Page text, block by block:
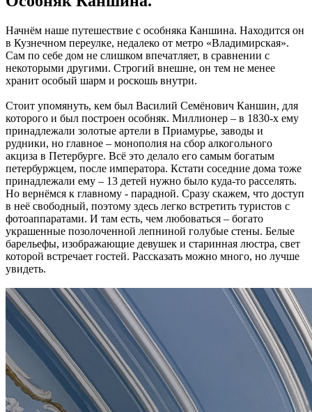
Начнём наше путешествие с особняка Каншина. Находится он
в Кузнечном переулке, недалеко от метро «Владимирская».
Сам по себе дом не слишком впечатляет, в сравнении с
некоторыми другими. Строгий внешне, он тем не менее
хранит особый шарм и роскошь внутри.
Стоит упомянуть, кем был Василий Семёнович Каншин, для
которого и был построен особняк. Миллионер – в 1830-х ему
принадлежали золотые артели в Приамурье, заводы и
рудники, но главное – монополия на сбор алкогольного
акциза в Петербурге. Всё это делало его самым богатым
петербуржцем, после императора. Кстати соседние дома тоже
принадлежали ему – 13 детей нужно было куда-то расселять.
Но вернёмся к главному - парадной. Сразу скажем, что доступ
в неё свободный, поэтому здесь легко встретить туристов с
фотоаппаратами. И там есть, чем любоваться – богато
украшенные позолоченной лепниной голубые стены. Белые
барельефы, изображающие девушек и старинная люстра, свет
которой встречает гостей. Рассказать можно много, но лучше
увидеть.